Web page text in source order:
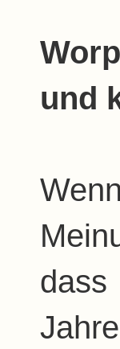
und